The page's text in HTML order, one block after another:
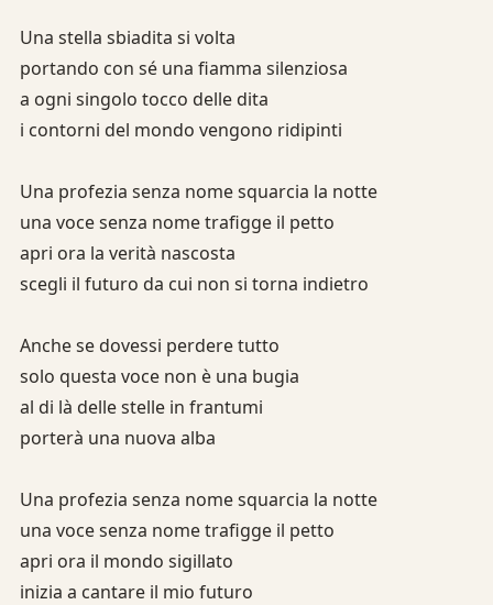
Una stella sbiadita si volta
portando con sé una fiamma silenziosa
a ogni singolo tocco delle dita
i contorni del mondo vengono ridipinti
Una profezia senza nome squarcia la notte
una voce senza nome trafigge il petto
apri ora la verità nascosta
scegli il futuro da cui non si torna indietro
Anche se dovessi perdere tutto
solo questa voce non è una bugia
al di là delle stelle in frantumi
porterà una nuova alba
Una profezia senza nome squarcia la notte
una voce senza nome trafigge il petto
apri ora il mondo sigillato
inizia a cantare il mio futuro